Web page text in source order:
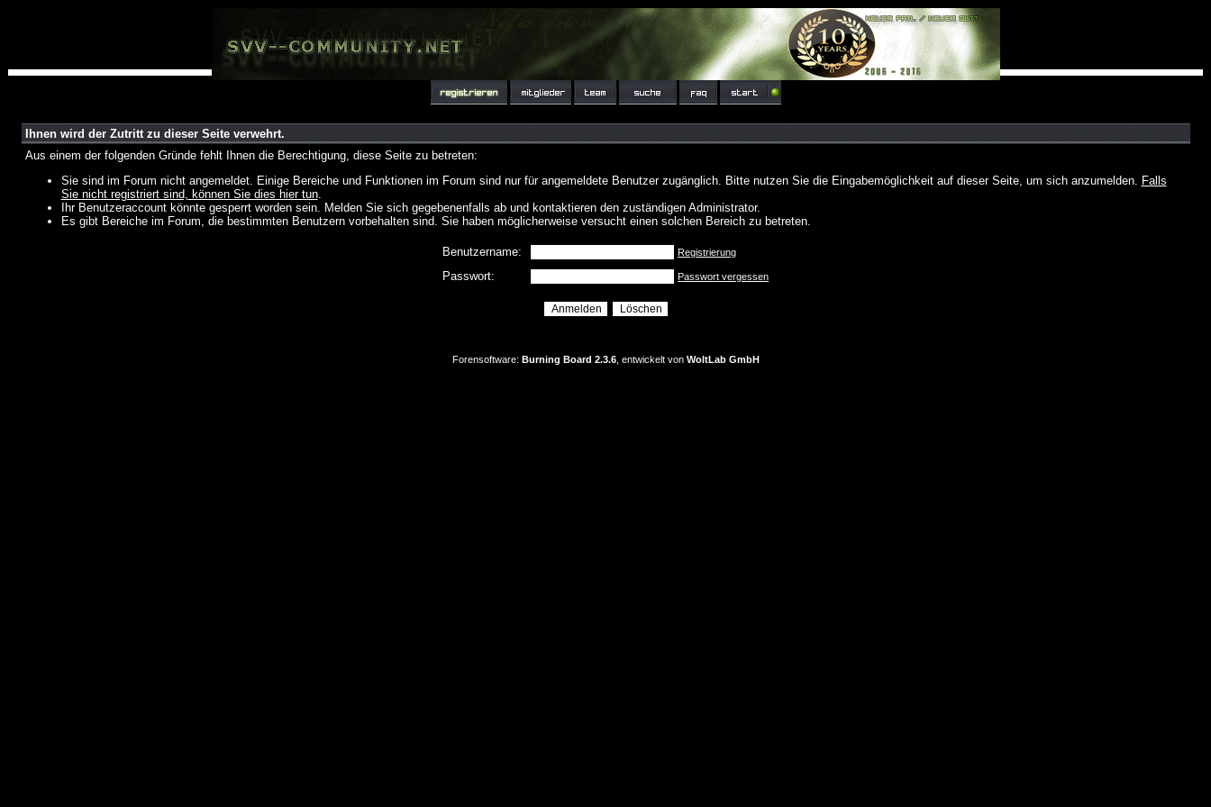
Ihnen wird der Zutritt zu dieser Seite verwehrt.
Aus einem der folgenden Gründe fehlt Ihnen die Berechtigung, diese Seite zu betreten:
Sie sind im Forum nicht angemeldet. Einige Bereiche und Funktionen im Forum sind nur für angemeldete Benutzer zugänglich. Bitte nutzen Sie die Eingabemöglichkeit auf dieser Seite, um sich anzumelden. Falls
Sie nicht registriert sind, können Sie dies hier tun.
Ihr Benutzeraccount könnte gesperrt worden sein. Melden Sie sich gegebenenfalls ab und kontaktieren den zuständigen Administrator.
Es gibt Bereiche im Forum, die bestimmten Benutzern vorbehalten sind. Sie haben möglicherweise versucht einen solchen Bereich zu betreten.
Benutzername: Registrierung
Passwort: Passwort vergessen
Forensoftware: Burning Board 2.3.6, entwickelt von WoltLab GmbH